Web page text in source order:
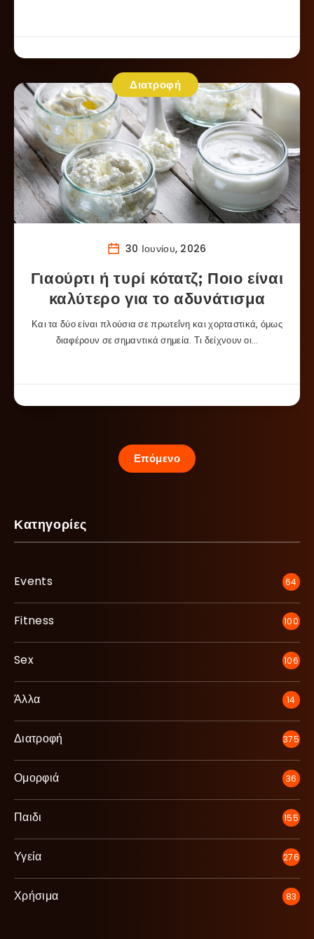
Διατροφή
30 Ιουνίου, 2026
Γιαούρτι ή τυρί κότατζ; Ποιο είναι
καλύτερο για το αδυνάτισμα
Και τα δύο είναι πλούσια σε πρωτεΐνη και χορταστικά, όμως
διαφέρουν σε σημαντικά σημεία. Τι δείχνουν οι…
Επόμενο
Κατηγορίες
Events 64
Fitness 100
Sex 106
Άλλα 14
Διατροφή 375
Ομορφιά 36
Παιδι 155
Υγεία 276
Χρήσιμα 83